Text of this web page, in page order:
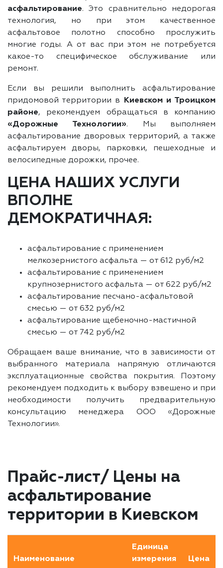
асфальтирование. Это сравнительно недорогая
технология, но при этом качественное
асфальтовое полотно способно прослужить
многие годы. А от вас при этом не потребуется
какое-то специфическое обслуживание или
ремонт.
Если вы решили выполнить асфальтирование
придомовой территории в
Киевском и Троицком
районе, рекомендуем обращаться в компанию
«Дорожные Технологии». Мы выполняем
асфальтирование дворовых территорий, а также
асфальтируем дворы, парковки, пешеходные и
велосипедные дорожки, прочее.
ЦЕНА НАШИХ УСЛУГИ
ВПОЛНЕ
ДЕМОКРАТИЧНАЯ:
асфальтирование с применением
мелкозернистого асфальта — от 612 руб/м2
асфальтирование с применением
крупнозернистого асфальта — от 622 руб/м2
асфальтирование песчано-асфальтовой
смесью — от 632 руб/м2
асфальтирование щебеночно-мастичной
смесью — от 742 руб/м2
Обращаем ваше внимание, что в зависимости от
выбранного материала напрямую отличаются
эксплуатационные свойства покрытия. Поэтому
рекомендуем подходить к выбору взвешено и при
необходимости получить предварительную
консультацию менеджера ООО «Дорожные
Технологии».
Прайс-лист/ Цены на
асфальтирование
территории в Киевском
Наименование
Единица
измерения
Цена